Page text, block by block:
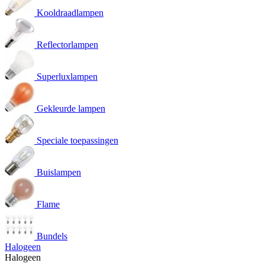
Kooldraadlampen
Reflectorlampen
Superluxlampen
Gekleurde lampen
Speciale toepassingen
Buislampen
Flame
Bundels
Halogeen
Halogeen